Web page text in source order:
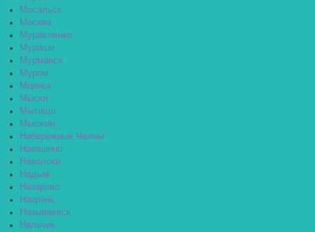
Мосальск
Москва
Муравленко
Мураши
Мурманск
Муром
Мценск
Мыски
Мытищи
Мышкин
Набережные Челны
Навашино
Наволоки
Надым
Назарово
Назрань
Называевск
Нальчик